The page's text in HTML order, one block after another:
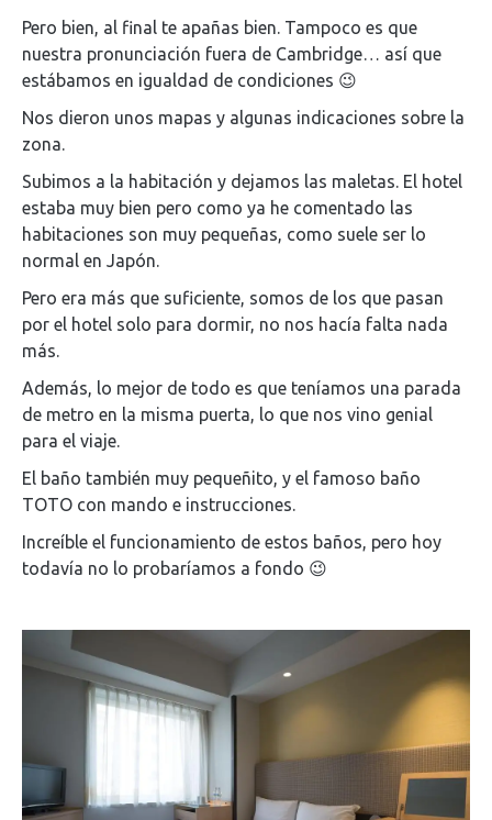
Pero bien, al final te apañas bien. Tampoco es que
nuestra pronunciación fuera de Cambridge… así que
estábamos en igualdad de condiciones 😉
Nos dieron unos mapas y algunas indicaciones sobre la
zona.
Subimos a la habitación y dejamos las maletas. El hotel
estaba muy bien pero como ya he comentado las
habitaciones son muy pequeñas, como suele ser lo
normal en Japón.
Pero era más que suficiente, somos de los que pasan
por el hotel solo para dormir, no nos hacía falta nada
más.
Además, lo mejor de todo es que teníamos una parada
de metro en la misma puerta, lo que nos vino genial
para el viaje.
El baño también muy pequeñito, y el famoso baño
TOTO con mando e instrucciones.
Increíble el funcionamiento de estos baños, pero hoy
todavía no lo probaríamos a fondo 😉